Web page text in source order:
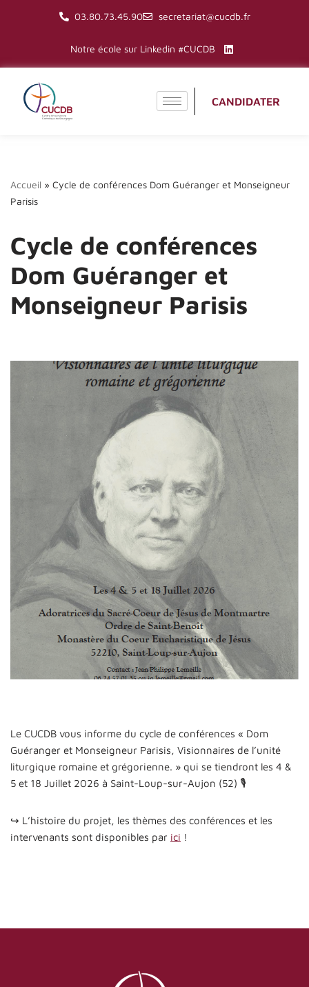
contenu
03.80.73.45.90 secretariat@cucdb.fr
Notre école sur Linkedin #CUCDB
CANDIDATER
Accueil » Cycle de conférences Dom Guéranger et Monseigneur
Parisis
Cycle de conférences
Dom Guéranger et
Monseigneur Parisis
Le CUCDB vous informe du cycle de conférences « Dom
Guéranger et Monseigneur Parisis, Visionnaires de l’unité
liturgique romaine et grégorienne. » qui se tiendront les 4 &
5 et 18 Juillet 2026 à Saint-Loup-sur-Aujon (52) 🎙
↪️ L’histoire du projet, les thèmes des conférences et les
intervenants sont disponibles par ici !